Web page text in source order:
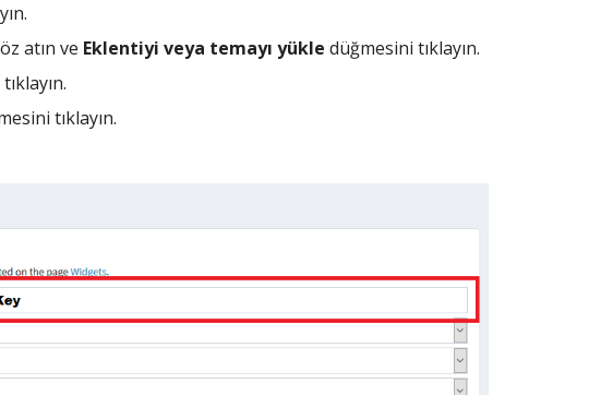
atın ve Eklentiyi veya temayı yükle düğmesini tıklayın.
tıklayın.